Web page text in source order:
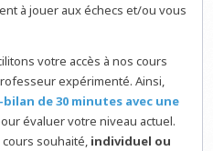
à jouer aux échecs et/ou vous
votre accès à nos cours
expérimenté. Ainsi,
de 30 minutes avec une
évaluer votre niveau actuel.
souhaité, individuel ou